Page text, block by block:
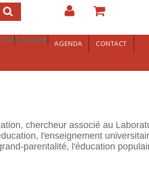
Librairie AGENDA
CONTACT
chercheur associé au
l'enseignement
parentalité, l'éducation